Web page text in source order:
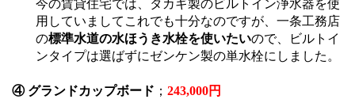
今の賃貸住宅では、タカギ製のビルトイン浄水器を使
用していましてこれでも十分なのですが、一条工務店
の標準水道の水ほうき水栓を使いたいので、ビルトイ
ンタイプは選ばずにゼンケン製の単水栓にしました。
④ グランドカップボード ； 243,000円